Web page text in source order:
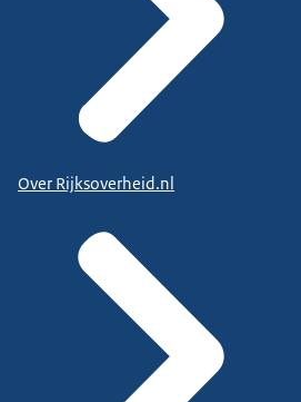
Over Rijksoverheid.nl